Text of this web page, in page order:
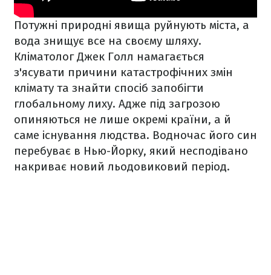
Потужні природні явища руйнують міста, а
вода знищує все на своєму шляху.
Кліматолог Джек Голл намагається
з'ясувати причини катастрофічних змін
клімату та знайти спосіб запобігти
глобальному лиху. Адже під загрозою
опиняються не лише окремі країни, а й
саме існування людства. Водночас його син
перебуває в Нью-Йорку, який несподівано
накриває новий льодовиковий період.